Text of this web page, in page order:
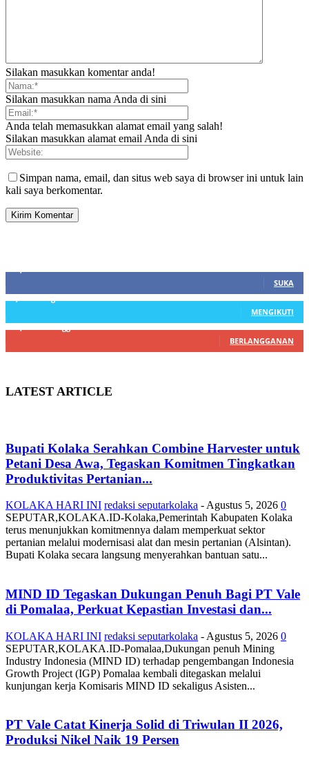
Silakan masukkan komentar anda!
Silakan masukkan nama Anda di sini
Anda telah memasukkan alamat email yang salah!
Silakan masukkan alamat email Anda di sini
Simpan nama, email, dan situs web saya di browser ini untuk lain
kali saya berkomentar.
SUKA
MENGIKUTI
BERLANGGANAN
LATEST ARTICLE
Bupati Kolaka Serahkan Combine Harvester untuk
Petani Desa Awa, Tegaskan Komitmen Tingkatkan
Produktivitas Pertanian...
KOLAKA HARI INI redaksi seputarkolaka - Agustus 5, 2026 0
SEPUTAR,KOLAKA.ID-Kolaka,Pemerintah Kabupaten Kolaka
terus menunjukkan komitmennya dalam memperkuat sektor
pertanian melalui modernisasi alat dan mesin pertanian (Alsintan).
Bupati Kolaka secara langsung menyerahkan bantuan satu...
MIND ID Tegaskan Dukungan Penuh Bagi PT Vale
di Pomalaa, Perkuat Kepastian Investasi dan...
KOLAKA HARI INI redaksi seputarkolaka - Agustus 5, 2026 0
SEPUTAR,KOLAKA.ID-Pomalaa,Dukungan penuh Mining
Industry Indonesia (MIND ID) terhadap pengembangan Indonesia
Growth Project (IGP) Pomalaa kembali ditegaskan melalui
kunjungan kerja Komisaris MIND ID sekaligus Asisten...
PT Vale Catat Kinerja Solid di Triwulan II 2026,
Produksi Nikel Naik 19 Persen